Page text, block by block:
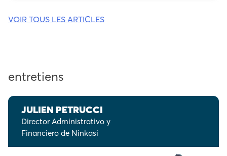
VOIR TOUS LES ARTICLES
entretiens
JULIEN PETRUCCI
Director Administrativo y
Financiero de Ninkasi